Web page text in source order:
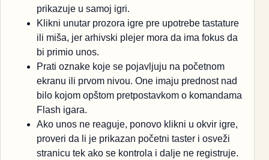
prikazuje u samoj igri.
Klikni unutar prozora igre pre upotrebe tastature
ili miša, jer arhivski plejer mora da ima fokus da
bi primio unos.
Prati oznake koje se pojavljuju na početnom
ekranu ili prvom nivou. One imaju prednost nad
bilo kojom opštom pretpostavkom o komandama
Flash igara.
Ako unos ne reaguje, ponovo klikni u okvir igre,
proveri da li je prikazan početni taster i osveži
stranicu tek ako se kontrola i dalje ne registruje.